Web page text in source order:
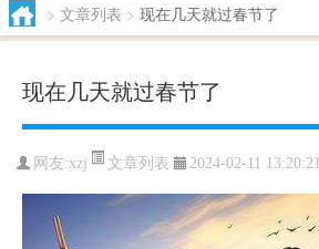
> 文章列表 > 现在几天就过春节了
现在几天就过春节了
网友:xzj 文章列表 2024-02-11 13:20:21